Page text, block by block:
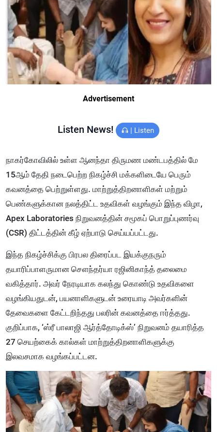
Advertisement
Listen News! | Listen
நாகர்கோவிலில் உள்ள ஆனந்தா திருமண மண்டபத்தில் மே
15ஆம் தேதி நடைபெற்ற நிகழ்ச்சி மக்களிடையே பெரும்
கவனத்தை பெற்றுள்ளது. மாற்றுத்திறனாளிகள் மற்றும்
பெண்களுக்கான நலத்திட்ட உதவிகள் வழங்கும் இந்த விழா,
Apex Laboratories நிறுவனத்தின் சமூகப் பொறுப்புணர்வு
(CSR) திட்டத்தின் கீழ் ஏற்பாடு செய்யப்பட்டது.
இந்த நிகழ்ச்சிக்கு பிரபல திரைப்பட இயக்குநரும்
தயாரிப்பாளருமான சௌந்தர்யா ரஜினிகாந்த் தலைமை
வகித்தார். அவர் நேரடியாக கலந்து கொண்டு உதவிகளை
வழங்கியதுடன், பயனாளிகளுடன் உரையாடி அவர்களின்
தேவைகளை கேட்டறிந்தது பலரின் கவனத்தை ஈர்த்தது.
குறிப்பாக, ‘ஸ்ரீ பாலாஜி ஆர்த்தோடிக்ஸ்’ நிறுவனம் தயாரித்த
27 செயற்கைக் கால்கள் மாற்றுத்திறனாளிகளுக்கு
இலவசமாக வழங்கப்பட்டன.